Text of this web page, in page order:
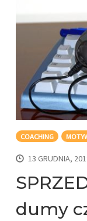
COACHING
13 GRUDNIA,
dumy